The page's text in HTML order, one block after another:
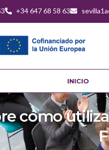
+34 647 68 58 63
INICIO
cómo